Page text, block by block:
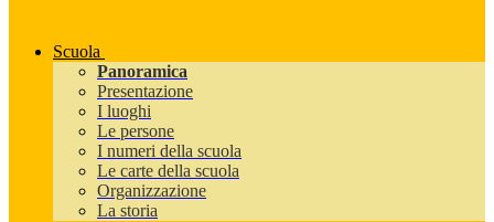
Scuola
Panoramica
Presentazione
I luoghi
Le persone
I numeri della scuola
Le carte della scuola
Organizzazione
La storia